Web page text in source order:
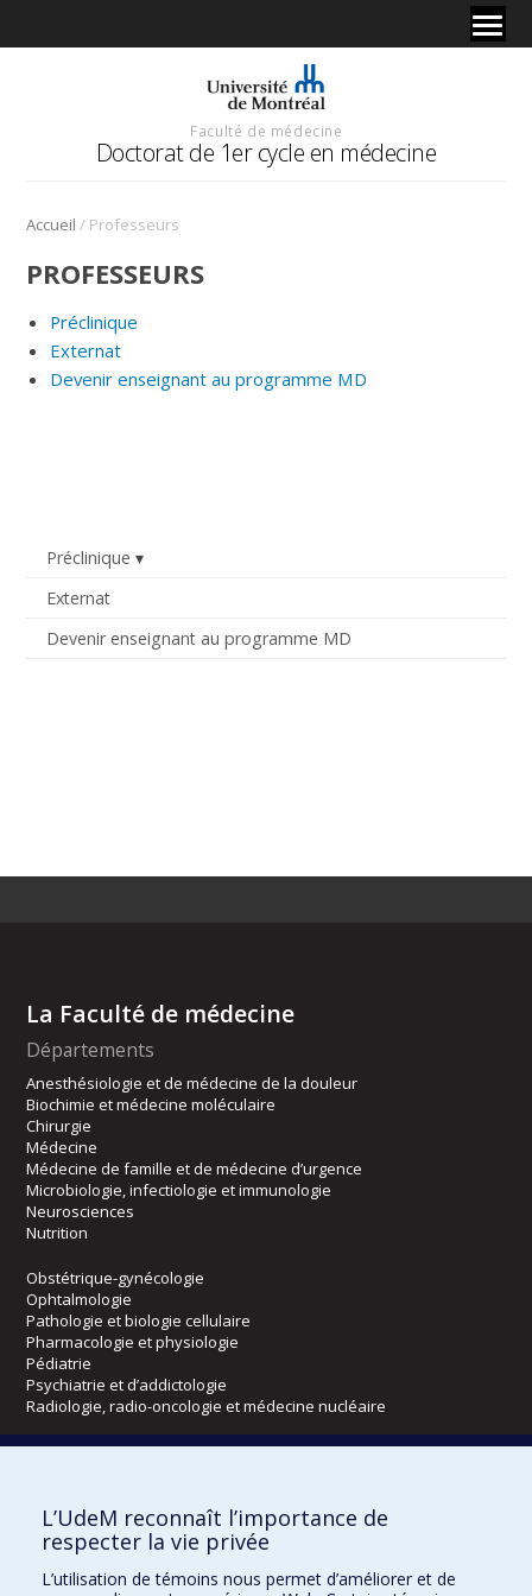
Faculté de médecine
Doctorat de 1er cycle en médecine
Accueil / Professeurs
Préclinique
Externat
Devenir enseignant au programme MD
PROFESSEURS
Préclinique
Externat
Devenir enseignant au programme MD
La Faculté de médecine
Départements
Anesthésiologie et de médecine de la douleur
Biochimie et médecine moléculaire
Chirurgie
Médecine
Médecine de famille et de médecine d’urgence
Microbiologie, infectiologie et immunologie
Neurosciences
Nutrition
Obstétrique-gynécologie
Ophtalmologie
Pathologie et biologie cellulaire
Pharmacologie et physiologie
Pédiatrie
Psychiatrie et d’addictologie
Radiologie, radio-oncologie et médecine nucléaire
Kinésiologie et des sciences de l’activité physique
Orthophonie et audiologie
L’UdeM reconnaît l’importance de
respecter la vie privée
L’utilisation de témoins nous permet d’améliorer et de